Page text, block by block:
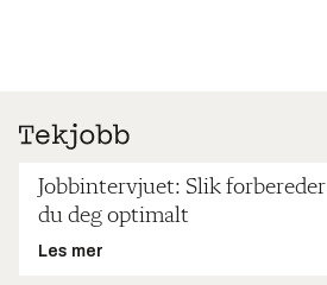
Jobbintervjuet: Slik forbereder
du deg optimalt
Les mer